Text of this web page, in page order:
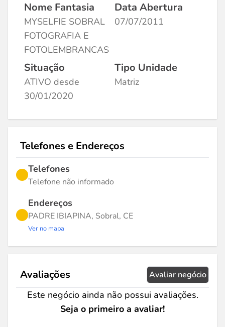
Nome Fantasia
MYSELFIE SOBRAL
FOTOGRAFIA E
FOTOLEMBRANCAS
Data Abertura
07/07/2011
Situação
ATIVO desde
30/01/2020
Tipo Unidade
Matriz
Telefones e Endereços
Telefones
Telefone não informado
Endereços
PADRE IBIAPINA, Sobral, CE
Ver no mapa
Avaliações Avaliar negócio
Este negócio ainda não possui avaliações.
Seja o primeiro a avaliar!